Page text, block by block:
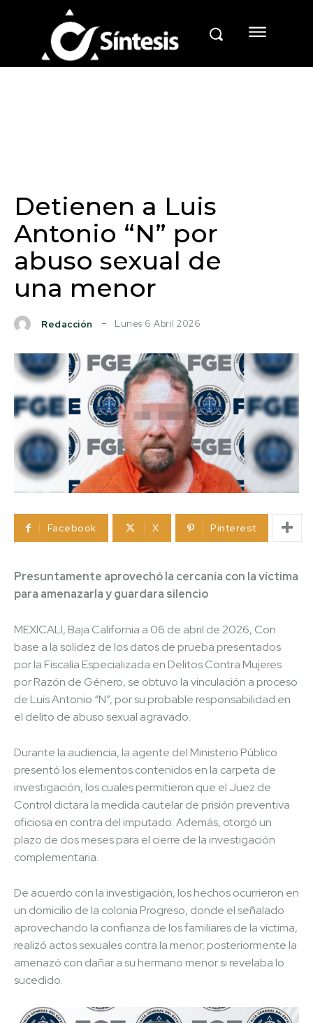
Detienen a Luis
Antonio “N” por
abuso sexual de
una menor
Redacción Lunes 6 Abril 2026
Facebook X Pinterest
Presuntamente aprovechó la cercanía con la víctima
para amenazarla y guardara silencio
MEXICALI, Baja California a 06 de abril de 2026, Con
base a la solidez de los datos de prueba presentados
por la Fiscalía Especializada en Delitos Contra Mujeres
por Razón de Género, se obtuvo la vinculación a proceso
de Luis Antonio “N”, por su probable responsabilidad en
el delito de abuso sexual agravado.
Durante la audiencia, la agente del Ministerio Público
presentó los elementos contenidos en la carpeta de
investigación, los cuales permitieron que el Juez de
Control dictara la medida cautelar de prisión preventiva
oficiosa en contra del imputado. Además, otorgó un
plazo de dos meses para el cierre de la investigación
complementaria.
De acuerdo con la investigación, los hechos ocurrieron en
un domicilio de la colonia Progreso, donde el señalado
aprovechando la confianza de los familiares de la víctima,
realizó actos sexuales contra la menor; posteriormente la
amenazó con dañar a su hermano menor si revelaba lo
sucedido.